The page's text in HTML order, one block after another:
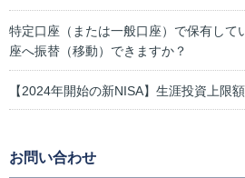
特定口座（または一般口座）で保有して
座へ振替（移動）できますか？
【2024年開始の新NISA】生涯投資上限
お問い合わせ